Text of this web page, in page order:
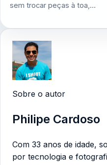
sem trocar peças à toa,…
Sobre o autor
Philipe Cardoso
Com 33 anos de idade,
por tecnologia e